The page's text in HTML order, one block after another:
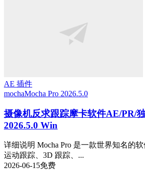
AE 插件
mochaMocha Pro 2026.5.0
摄像机反求跟踪摩卡软件AE/PR/
2026.5.0 Win
详细说明 Mocha Pro 是一款世界知名的
运动跟踪、3D 跟踪、...
2026-06-15免费